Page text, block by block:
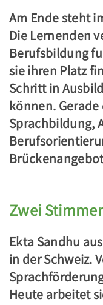
Am Ende steht
Die Lernenden
Berufsbildung
sie ihren Platz
Schritt in
können.
Sprachbildung,
Zwei
Ekta Sandhu
in der Schweiz.
Heute arbeitet